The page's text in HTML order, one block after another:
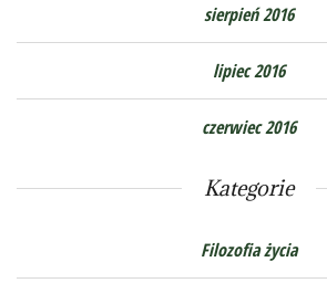
sierpień 2016
lipiec 2016
czerwiec 2016
Kategorie
Filozofia życia